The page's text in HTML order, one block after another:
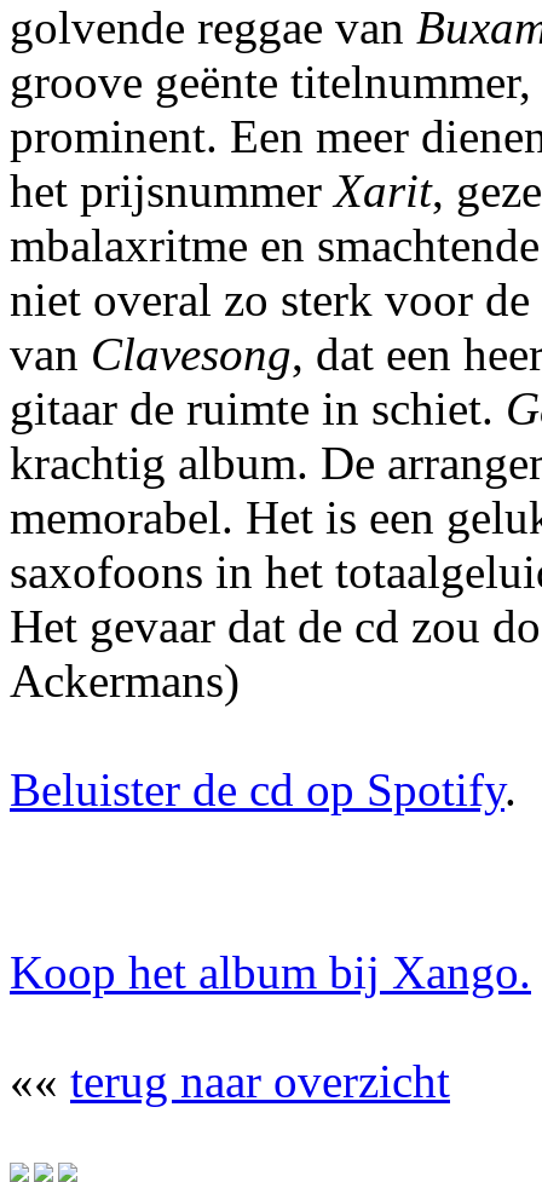
golvende reggae van
groove geënte
prominent. Een meer
het prijsnummer Xarit,
mbalaxritme en
niet overal zo sterk voor
van Clavesong, dat een
gitaar de ruimte in schiet.
krachtig album. De
memorabel. Het is een
saxofoons in het
Het gevaar dat de cd zou
Ackermans)
Beluister de cd op Spotify.
Koop het album bij Xango.
«« terug naar overzicht